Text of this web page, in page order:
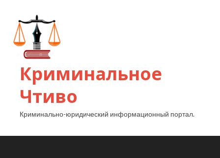
Криминальное
Чтиво
Криминально-юридический информационный портал.